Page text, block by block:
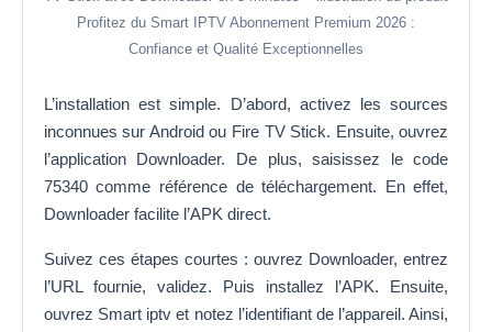
Profitez du Smart IPTV Abonnement Premium 2026 :
Confiance et Qualité Exceptionnelles
L’installation est simple. D’abord, activez les sources
inconnues sur Android ou Fire TV Stick. Ensuite, ouvrez
l’application Downloader. De plus, saisissez le code
75340 comme référence de téléchargement. En effet,
Downloader facilite l’APK direct.
Suivez ces étapes courtes : ouvrez Downloader, entrez
l’URL fournie, validez. Puis installez l’APK. Ensuite,
ouvrez Smart iptv et notez l’identifiant de l’appareil. Ainsi,